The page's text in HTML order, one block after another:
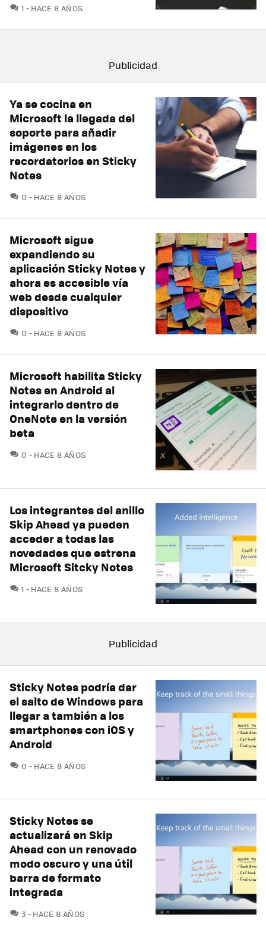
1 COMENTARIOS
HACE 8 AÑOS
Ya se cocina en
Microsoft la llegada del
soporte para añadir
imágenes en los
recordatorios en Sticky
Notes
0 COMENTARIOS
HACE 8 AÑOS
Microsoft sigue
expandiendo su
aplicación Sticky Notes y
ahora es accesible vía
web desde cualquier
dispositivo
0 COMENTARIOS
HACE 8 AÑOS
Microsoft habilita Sticky
Notes en Android al
integrarlo dentro de
OneNote en la versión
beta
0 COMENTARIOS
HACE 8 AÑOS
Los integrantes del anillo
Skip Ahead ya pueden
acceder a todas las
novedades que estrena
Microsoft Sitcky Notes
1 COMENTARIOS
HACE 8 AÑOS
Sticky Notes podría dar
el salto de Windows para
llegar a también a los
smartphones con iOS y
Android
0 COMENTARIOS
HACE 8 AÑOS
Sticky Notes se
actualizará en Skip
Ahead con un renovado
modo oscuro y una útil
barra de formato
integrada
3 COMENTARIOS
HACE 8 AÑOS